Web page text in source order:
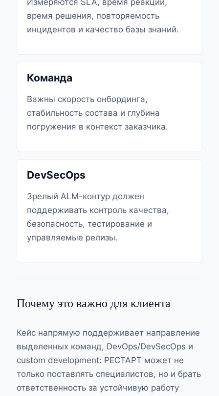
Измеряются SLA, время реакции,
время решения, повторяемость
инцидентов и качество базы знаний.
Команда
Важны скорость онбординга,
стабильность состава и глубина
погружения в контекст заказчика.
DevSecOps
Зрелый ALM-контур должен
поддерживать контроль качества,
безопасность, тестирование и
управляемые релизы.
Почему это важно для клиента
Кейс напрямую поддерживает направление
выделенных команд, DevOps/DevSecOps и
custom development: РЕСТАРТ может не
только поставлять специалистов, но и брать
ответственность за устойчивую работу